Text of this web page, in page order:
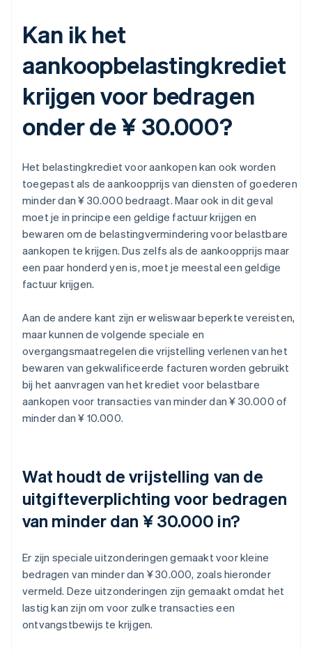
Kan ik het
aankoopbelastingkrediet
krijgen voor bedragen
onder de ¥ 30.000?
Het belastingkrediet voor aankopen kan ook worden
toegepast als de aankoopprijs van diensten of goederen
minder dan ¥ 30.000 bedraagt. Maar ook in dit geval
moet je in principe een geldige factuur krijgen en
bewaren om de belastingvermindering voor belastbare
aankopen te krijgen. Dus zelfs als de aankoopprijs maar
een paar honderd yen is, moet je meestal een geldige
factuur krijgen.
Aan de andere kant zijn er weliswaar beperkte vereisten,
maar kunnen de volgende speciale en
overgangsmaatregelen die vrijstelling verlenen van het
bewaren van gekwalificeerde facturen worden gebruikt
bij het aanvragen van het krediet voor belastbare
aankopen voor transacties van minder dan ¥ 30.000 of
minder dan ¥ 10.000.
Wat houdt de vrijstelling van de
uitgifteverplichting voor bedragen
van minder dan ¥ 30.000 in?
Er zijn speciale uitzonderingen gemaakt voor kleine
bedragen van minder dan ¥ 30.000, zoals hieronder
vermeld. Deze uitzonderingen zijn gemaakt omdat het
lastig kan zijn om voor zulke transacties een
ontvangstbewijs te krijgen.